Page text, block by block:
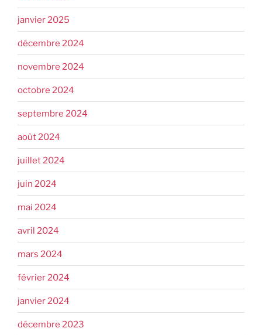
janvier 2025
décembre 2024
novembre 2024
octobre 2024
septembre 2024
août 2024
juillet 2024
juin 2024
mai 2024
avril 2024
mars 2024
février 2024
janvier 2024
décembre 2023